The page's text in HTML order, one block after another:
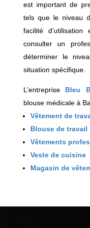
est important de
tels que le niveau
facilité
consulter un
déterminer le
situation spécifique.
L’entreprise Bleu
blouse médicale à
Vêtement de
Blouse de travail
Vêtements
Veste de cuisine
Magasin de